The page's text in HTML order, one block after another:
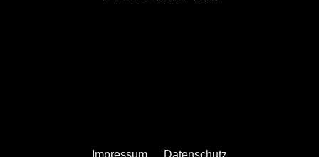
Impressum Datenschutz